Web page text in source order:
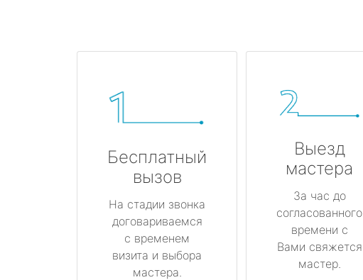
Бесплатный
вызов
На стадии звонка
договариваемся
с временем
визита и выбора
мастера.
Выезд
мастера
За час до
согласованного
времени с
Вами свяжется
мастер.